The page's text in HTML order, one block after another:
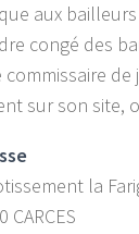
aux
congé des
de
sur son site,
la
CARCES